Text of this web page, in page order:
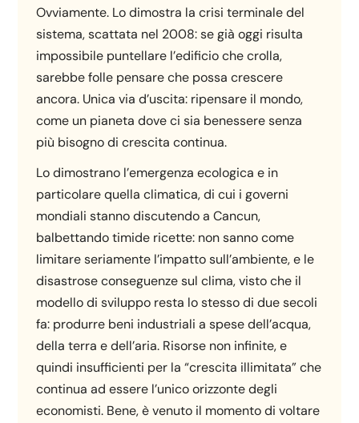
Ovviamente. Lo dimostra la crisi terminale del
sistema, scattata nel 2008: se già oggi risulta
impossibile puntellare l’edificio che crolla,
sarebbe folle pensare che possa crescere
ancora. Unica via d’uscita: ripensare il mondo,
come un pianeta dove ci sia benessere senza
più bisogno di crescita continua.
Lo dimostrano l’emergenza ecologica e in
particolare quella climatica, di cui i governi
mondiali stanno discutendo a Cancun,
balbettando timide ricette: non sanno come
limitare seriamente l’impatto sull’ambiente, e le
disastrose conseguenze sul clima, visto che il
modello di sviluppo resta lo stesso di due secoli
fa: produrre beni industriali a spese dell’acqua,
della terra e dell’aria. Risorse non infinite, e
quindi insufficienti per la “crescita illimitata” che
continua ad essere l’unico orizzonte degli
economisti. Bene, è venuto il momento di voltare